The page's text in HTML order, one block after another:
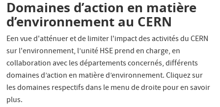
Domaines d’action en matière
d’environnement au CERN
Een vue d'atténuer et de limiter l'impact des activités du CERN
sur l'environnement, l’unité HSE prend en charge, en
collaboration avec les départements concernés, différents
domaines d’action en matière d’environnement. Cliquez sur
les domaines respectifs dans le menu de droite pour en savoir
plus.